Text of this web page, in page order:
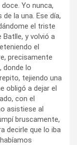
Yo nunca,
la una. Ese día,
el triste
Batlle, y volvió a
el
precisamente
donde lo
tejiendo una
obligó a dejar el
con el
asistiese al
bruscamente,
decirle que lo iba